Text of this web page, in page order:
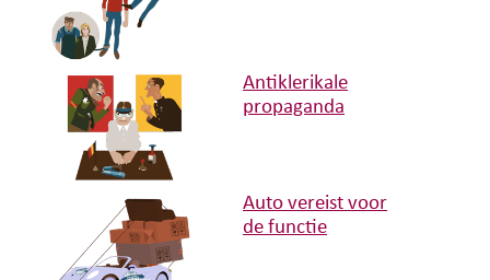
Antiklerikale
propaganda
Auto vereist voor
de functie